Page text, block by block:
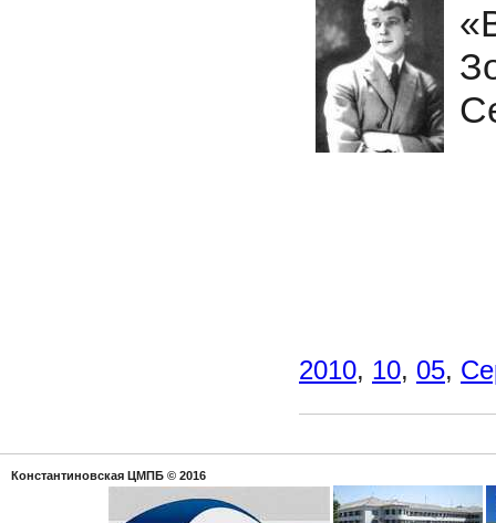
2010, 10, 05,
Константиновская ЦМПБ © 2016